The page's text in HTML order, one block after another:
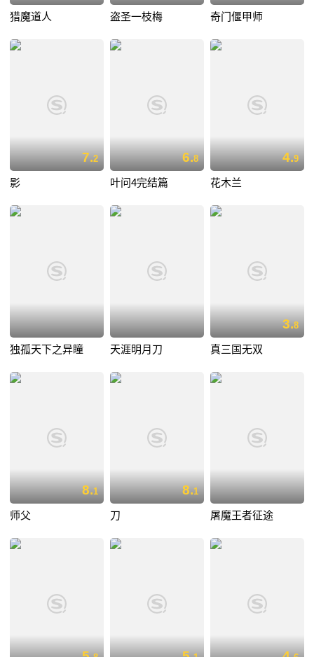
猎魔道人 盗圣一枝梅 奇门偃甲师
7.2
影
6.8
叶问4完结篇
4.9
花木兰
独孤天下之异瞳 天涯明月刀
3.8
真三国无双
8.1
师父
8.1
刀 屠魔王者征途